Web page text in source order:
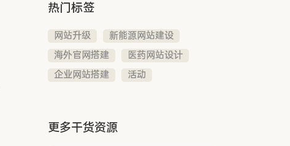
热门标签
网站升级
新能源网站建设
海外官网搭建
医药网站设计
企业网站搭建
活动
更多干货资源